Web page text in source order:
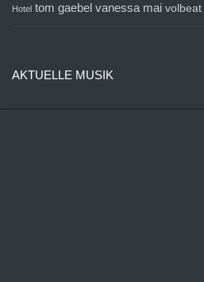
Hotel tom gaebel vanessa mai volbeat
AKTUELLE MUSIK